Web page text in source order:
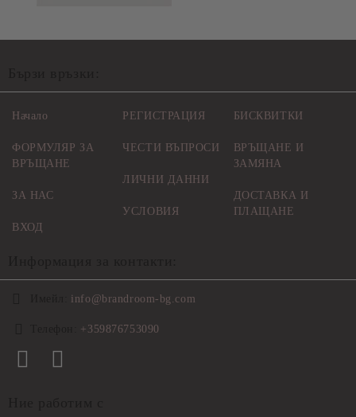
Начало
ФОРМУЛЯР ЗА
ВРЪЩАНЕ
ЗА НАС
ВХОД
РЕГИСТРАЦИЯ
ЧЕСТИ ВЪПРОСИ
ЛИЧНИ ДАННИ
УСЛОВИЯ
БИСКВИТКИ
ВРЪЩАНЕ И
ЗАМЯНА
ДОСТАВКА И
ПЛАЩАНЕ
info@brandroom-bg.com
+359876753090